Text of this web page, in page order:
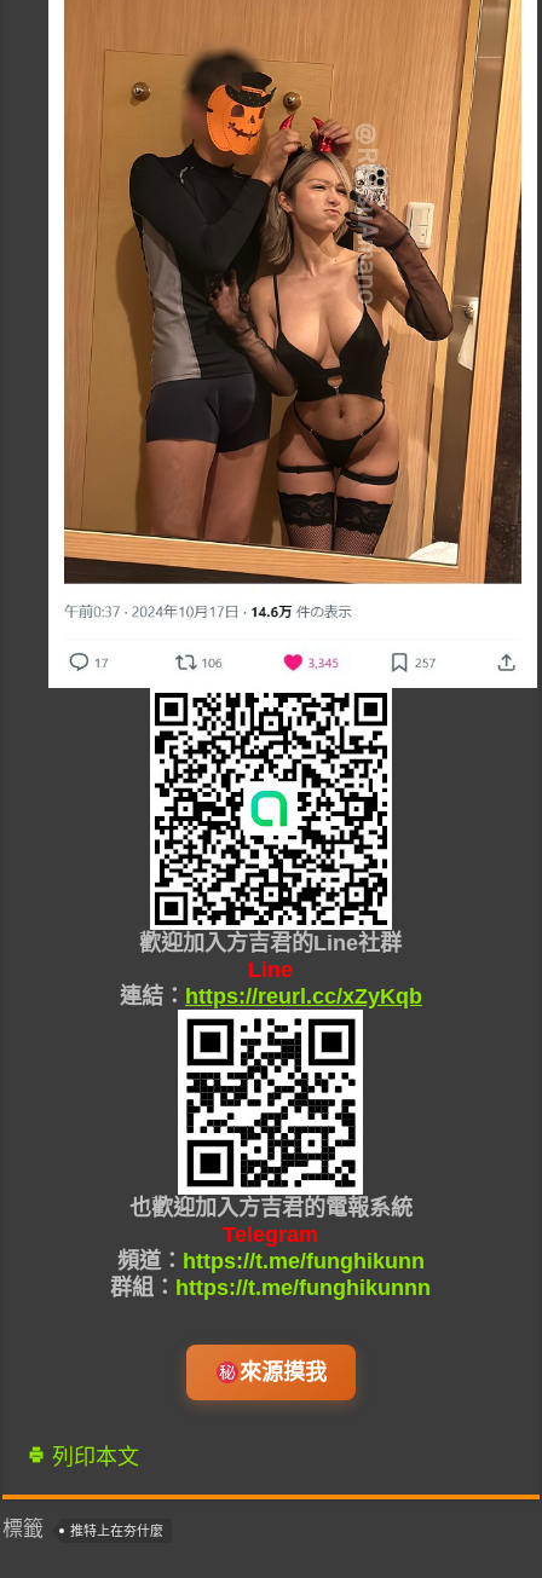
歡迎加入方吉君的Line社群
Line
連結： https://reurl.cc/xZyKqb
也歡迎加入方吉君的電報系統
Telegram
頻道： https://t.me/funghikunn
群組： https://t.me/funghikunnn
來源摸我
列印本文
標籤 推特上在夯什麼